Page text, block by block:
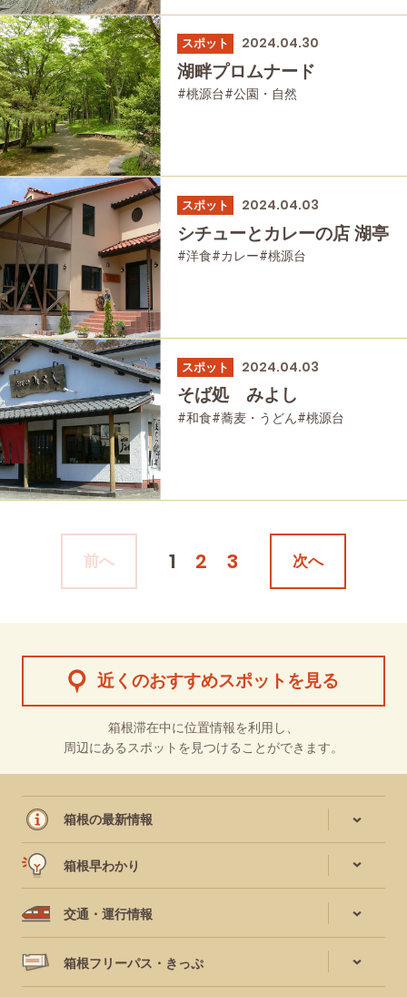
スポット 2024.04.30
湖畔プロムナード
#桃源台#公園・自然
スポット 2024.04.03
シチューとカレーの店 湖亭
#洋食#カレー#桃源台
スポット 2024.04.03
そば処 みよし
#和食#蕎麦・うどん#桃源台
前へ 1 2 3 次へ
近くのおすすめスポットを見る
箱根滞在中に位置情報を利用し、
周辺にあるスポットを見つけることができます。
箱根の最新情報
箱根早わかり
交通・運行情報
箱根フリーパス・きっぷ